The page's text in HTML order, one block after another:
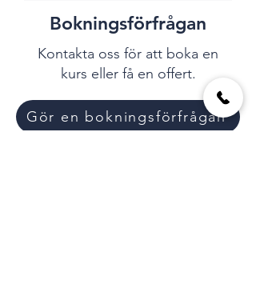
Bokningsförfrågan
Kontakta oss för att boka en
kurs eller få en offert.
Gör en bokningsförfrågan